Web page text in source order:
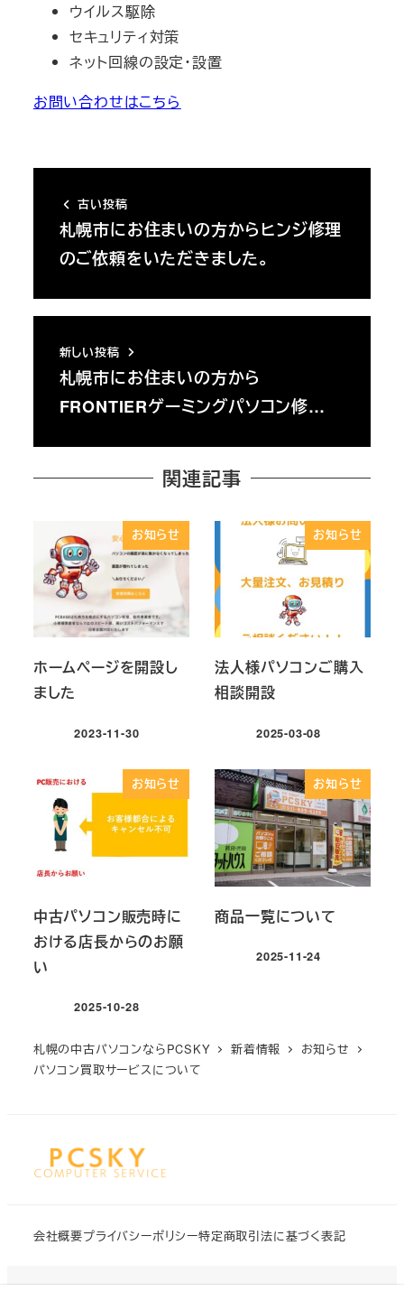
ウイルス駆除
セキュリティ対策
ネット回線の設定・設置
お問い合わせはこちら
古い投稿
札幌市にお住まいの方からヒンジ修理
のご依頼をいただきました。
新しい投稿
札幌市にお住まいの方から
FRONTIERゲーミングパソコン修…
関連記事
お知らせ
ホームページを開設し
ました
投稿日
2023-11-30
お知らせ
法人様パソコンご購入
相談開設
投稿日
2025-03-08
お知らせ
中古パソコン販売時に
おける店長からのお願
い
投稿日
2025-10-28
お知らせ
商品一覧について
投稿日
2025-11-24
札幌の中古パソコンならPCSKY 新着情報
お知らせ
パソコン買取サービスについて
会社概要プライバシーポリシー特定商取引法に基づく表記